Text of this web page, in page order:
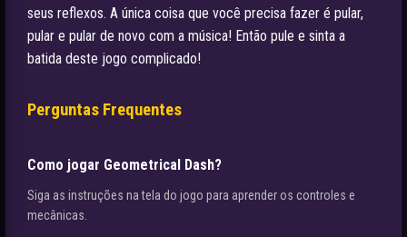
seus reflexos. A única coisa que você precisa fazer é pular,
pular e pular de novo com a música! Então pule e sinta a
batida deste jogo complicado!
Perguntas Frequentes
Como jogar Geometrical Dash?
Siga as instruções na tela do jogo para aprender os controles e
mecânicas.